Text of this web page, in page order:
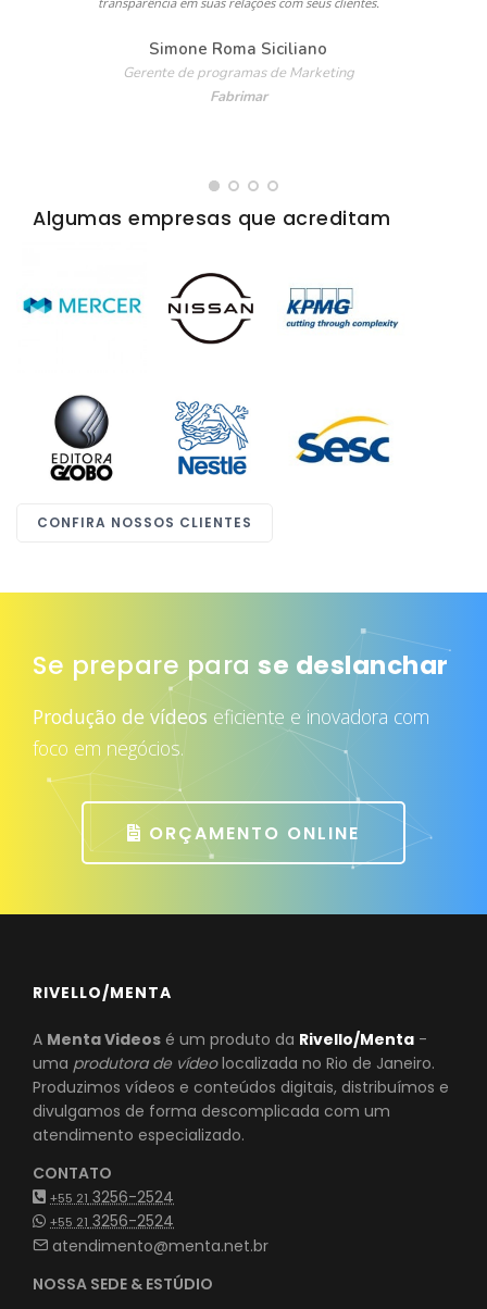
Simone Roma Siciliano
Gerente de programas de Marketing
Fabrimar
Algumas empresas que acreditam
CONFIRA NOSSOS CLIENTES
Se prepare para se deslanchar
Produção de vídeos eficiente e inovadora com
foco em negócios.
ORÇAMENTO ONLINE
RIVELLO/MENTA
A Menta Videos é um produto da Rivello/Menta -
uma produtora de vídeolocalizada no Rio de Janeiro.
Produzimos vídeos e conteúdos digitais, distribuímos e
divulgamos de forma descomplicada com um
atendimento especializado.
CONTATO
+55 213256-2524
+55 213256-2524
atendimento@menta.net.br
NOSSA SEDE & ESTÚDIO